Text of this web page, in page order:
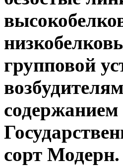
групповой
содержанием
сорт Модерн.